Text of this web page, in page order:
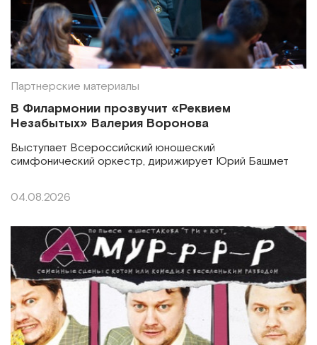
Партнерские материалы
В Филармонии прозвучит «Реквием
Незабытых» Валерия Воронова
Выступает Всероссийский юношеский
симфонический оркестр, дирижирует Юрий Башмет
04.08.2026